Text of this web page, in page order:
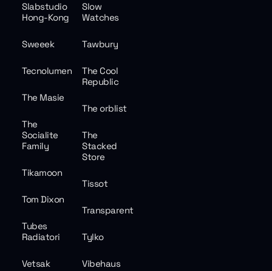
Slabstudio
Hong-Kong
Slow
Watches
Sweeek Tawbury
Tecnolumen
The Cool
Republic
The Masie
The orblist
The
Socialite
Family
The
Stacked
Store
Tikamoon
Tissot
Tom Dixon
Transparent
Tubes
Radiatori
Tylko
Vetsak Vibehaus